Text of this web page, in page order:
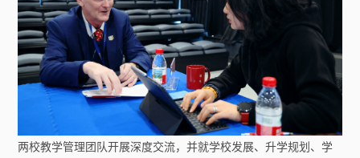
两校教学管理团队开展深度交流，并就学校发展、升学规划、学